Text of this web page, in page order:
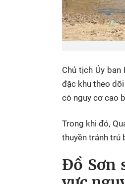
Chủ tịch Ủy ban
đặc khu theo
có nguy cơ cao
Trong khi đó,
thuyền tránh trú
Đồ Sơn